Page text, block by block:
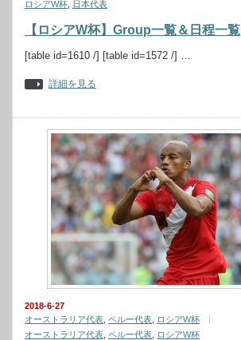
ロシアW杯 日本代表
【ロシアW杯】Group一覧＆日程一覧
[table id=1610 /] [table id=1572 /] …
詳細を見る
2018-6-27
オーストラリア代表 ペルー代表
ロシアW杯
オーストラリア代表 ペルー代表 ロシアW杯